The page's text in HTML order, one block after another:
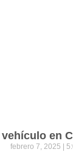
en
febrero 7, 2025